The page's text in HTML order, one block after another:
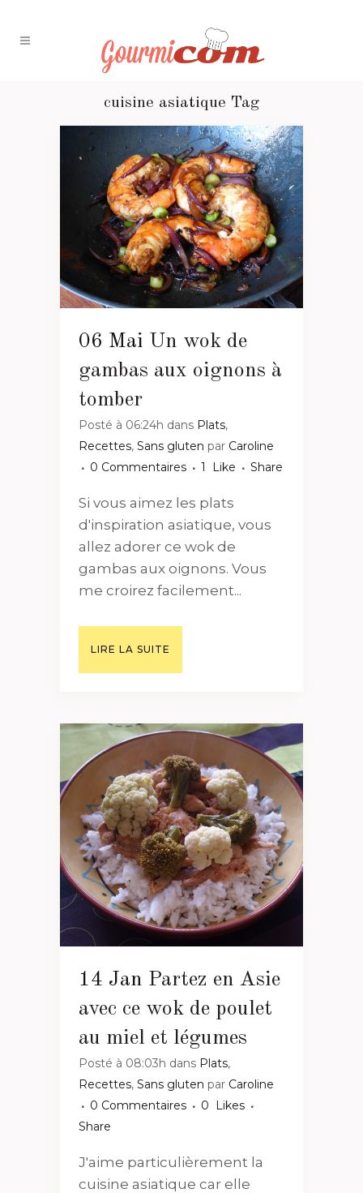
cuisine asiatique Tag
06 Mai Un wok de
gambas aux oignons à
tomber
Posté à 06:24h dans Plats,
Recettes, Sans gluten par Caroline
0 Commentaires
1 Like Share
Si vous aimez les plats
d'inspiration asiatique, vous
allez adorer ce wok de
gambas aux oignons. Vous
me croirez facilement...
LIRE LA SUITE
14 Jan Partez en Asie
avec ce wok de poulet
au miel et légumes
Posté à 08:03h dans Plats,
Recettes, Sans gluten par Caroline
0 Commentaires
0
Likes
Share
J'aime particulièrement la
cuisine asiatique car elle